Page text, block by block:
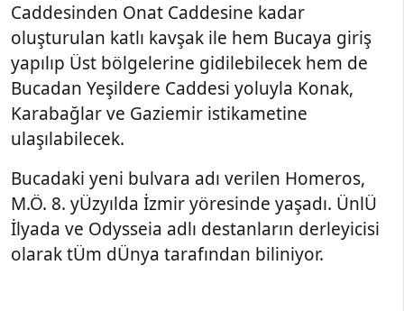
Caddesinden Onat Caddesine kadar
oluşturulan katlı kavşak ile hem Bucaya giriş
yapılıp Üst bölgelerine gidilebilecek hem de
Bucadan Yeşildere Caddesi yoluyla Konak,
Karabağlar ve Gaziemir istikametine
ulaşılabilecek.
Bucadaki yeni bulvara adı verilen Homeros,
M.Ö. 8. yÜzyılda İzmir yöresinde yaşadı. ÜnlÜ
İlyada ve Odysseia adlı destanların derleyicisi
olarak tÜm dÜnya tarafından biliniyor.